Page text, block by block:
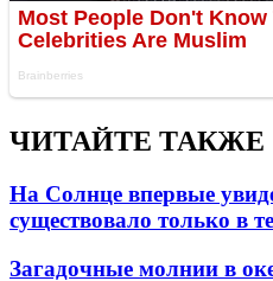
ЧИТАЙТЕ ТАКЖЕ
На Солнце впервые
существовало только в
Загадочные молнии в